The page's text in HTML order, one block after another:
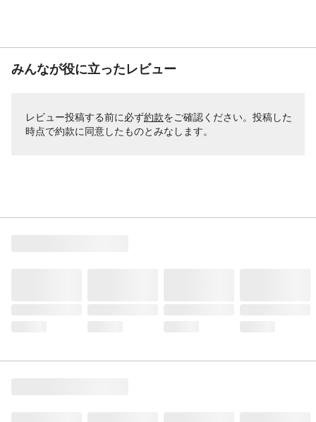
みんなが役に立ったレビュー
レビュー投稿する前に必ず約款をご確認ください。投稿した
時点で約款に同意したものとみなします。